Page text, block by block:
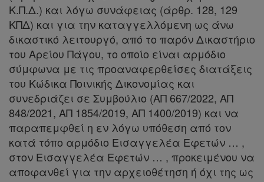
Κ.Π.Δ.) και λόγω συνάφειας (άρθρ. 128, 129
ΚΠΔ) και για την καταγγελλόμενη ως άνω
δικαστικό λειτουργό, από το παρόν Δικαστήριο
του Αρείου Πάγου, το οποίο είναι αρμόδιο
σύμφωνα με τις προαναφερθείσες διατάξεις
του Κώδικα Ποινικής Δικονομίας και
συνεδριάζει σε Συμβούλιο (ΑΠ 667/2022, ΑΠ
848/2021, ΑΠ 1854/2019, ΑΠ 1400/2019) και να
παραπεμφθεί η εν λόγω υπόθεση από τον
κατά τόπο αρμόδιο Εισαγγελέα Εφετών … ,
στον Εισαγγελέα Εφετών … , προκειμένου να
αποφανθεί για την αρχειοθέτηση ή όχι της ως